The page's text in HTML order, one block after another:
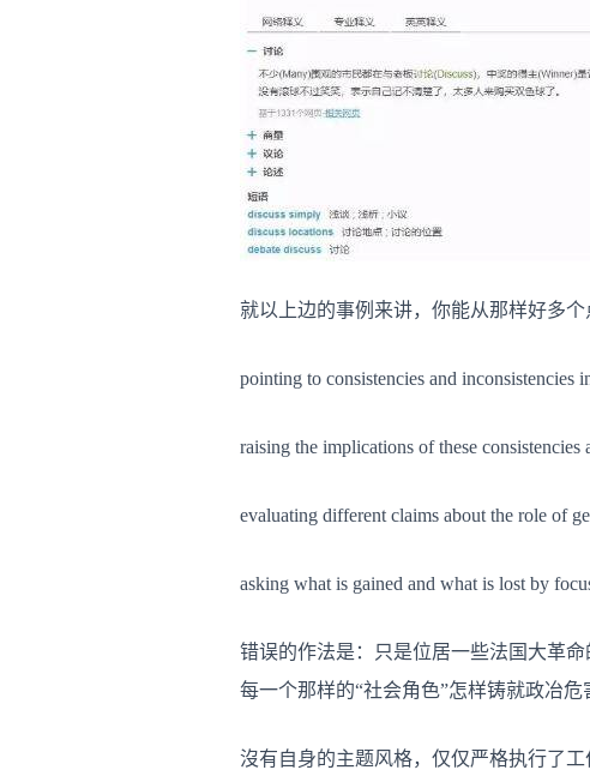
就以上边的事例来讲，你能从那样好多个
pointing to consistencies and inconsistencies
raising the implications of these
evaluating different claims about the role of
asking what is gained and what is lost by
错误的作法是：只是位居一些法国大革
每一个那样的“社会角色”怎样铸就政冶危
沒有自身的主题风格，仅仅严格执行了